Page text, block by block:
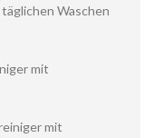
Waschen
mit
mit